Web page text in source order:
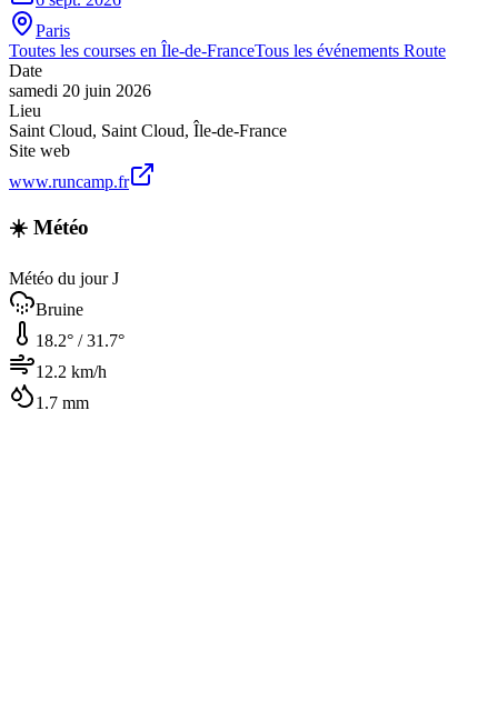
Paris
Toutes les courses en Île-de-FranceTous les événements Route
Date
samedi 20 juin 2026
Lieu
Saint Cloud, Saint Cloud, Île-de-France
Site web
www.runcamp.fr
☀️ Météo
Météo du jour J
Bruine
18.2° /31.7°
12.2 km/h
1.7 mm